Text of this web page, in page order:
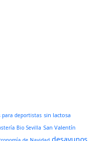
para deportistas sin lactosa
Bio Sevilla San Valentín